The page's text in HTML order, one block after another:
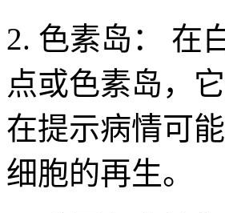
2. 色素岛： 在
点或色素岛，
在提示病情可
细胞的再生。